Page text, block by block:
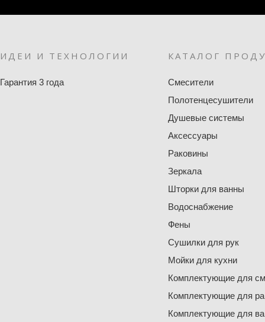
ИДЕИ И ТЕХНОЛОГИИ
Гарантия 3 года
КАТАЛОГ
Смесители
Полотенцесушители
Душевые системы
Аксессуары
Раковины
Зеркала
Шторки для ванны
Водоснабжение
Фены
Сушилки для рук
Мойки для кухни
Комплектующие для
Комплектующие для
Комплектующие для